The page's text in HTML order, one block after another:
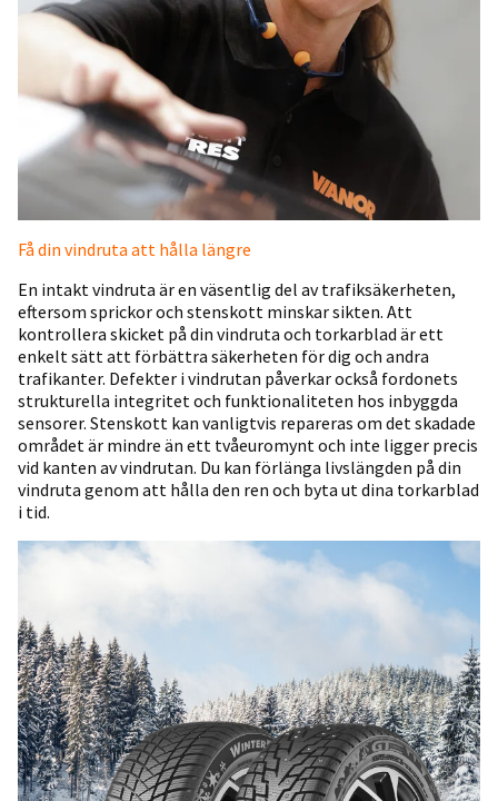
Få din vindruta att hålla längre
En intakt vindruta är en väsentlig del av trafiksäkerheten,
eftersom sprickor och stenskott minskar sikten. Att
kontrollera skicket på din vindruta och torkarblad är ett
enkelt sätt att förbättra säkerheten för dig och andra
trafikanter. Defekter i vindrutan påverkar också fordonets
strukturella integritet och funktionaliteten hos inbyggda
sensorer. Stenskott kan vanligtvis repareras om det skadade
området är mindre än ett tvåeuromynt och inte ligger precis
vid kanten av vindrutan. Du kan förlänga livslängden på din
vindruta genom att hålla den ren och byta ut dina torkarblad
i tid.